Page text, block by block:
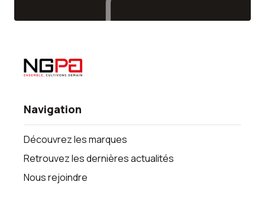
Navigation
Découvrez les marques
Retrouvez les dernières actualités
Nous rejoindre